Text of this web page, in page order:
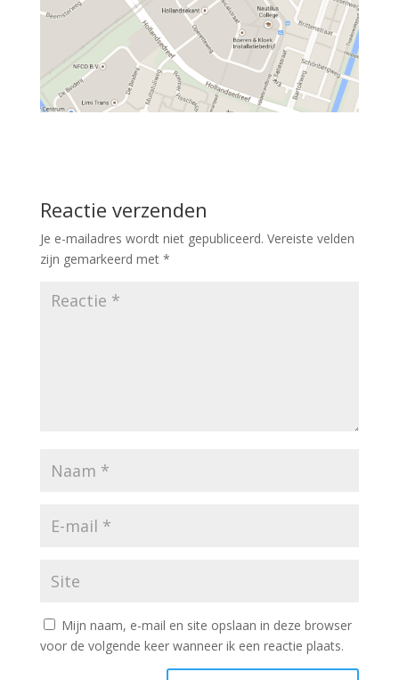
Reactie verzenden
Je e-mailadres wordt niet gepubliceerd. Vereiste velden
zijn gemarkeerd met *
Mijn naam, e-mail en site opslaan in deze browser
voor de volgende keer wanneer ik een reactie plaats.